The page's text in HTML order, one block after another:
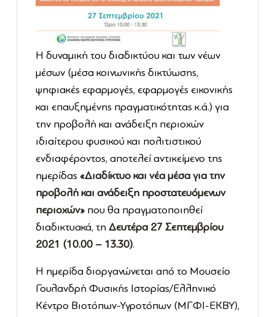
Η δυναμική του διαδικτύου και των νέων
μέσων (μέσα κοινωνικής δικτύωσης,
ψηφιακές εφαρμογές, εφαρμογές εικονικής
και επαυξημένης πραγματικότητας κ.ά.) για
την προβολή και ανάδειξη περιοχών
ιδιαίτερου φυσικού και πολιτιστικού
ενδιαφέροντος, αποτελεί αντικείμενο της
ημερίδας «Διαδίκτυο και νέα μέσα για την
προβολή και ανάδειξη προστατευόμενων
περιοχών» που θα πραγματοποιηθεί
διαδικτυακά, τη Δευτέρα 27 Σεπτεμβρίου
2021 (10.00 – 13.30).
Η ημερίδα διοργανώνεται από το Μουσείο
Γουλανδρή Φυσικής Ιστορίας/Ελληνικό
Κέντρο Βιοτόπων-Υγροτόπων (ΜΓΦΙ-ΕΚΒΥ),